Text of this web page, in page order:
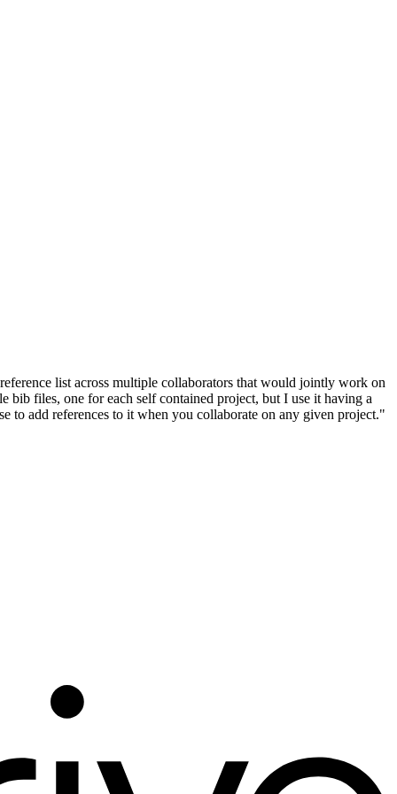
list across multiple collaborators that would jointly work on
files, one for each self contained project, but I use it having a
to add references to it when you collaborate on any given project."